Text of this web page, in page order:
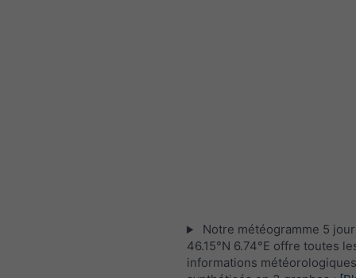
Notre météogramme 5
46.15°N 6.74°E offre toutes
informations météorologiques